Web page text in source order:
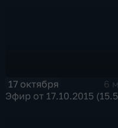
17 октября
6
Эфир от 17.10.2015